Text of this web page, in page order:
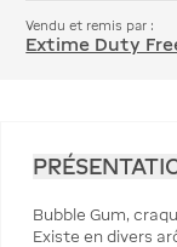
Vendu et remis par :
Extime Duty
Bubble Gum,
Existe en divers